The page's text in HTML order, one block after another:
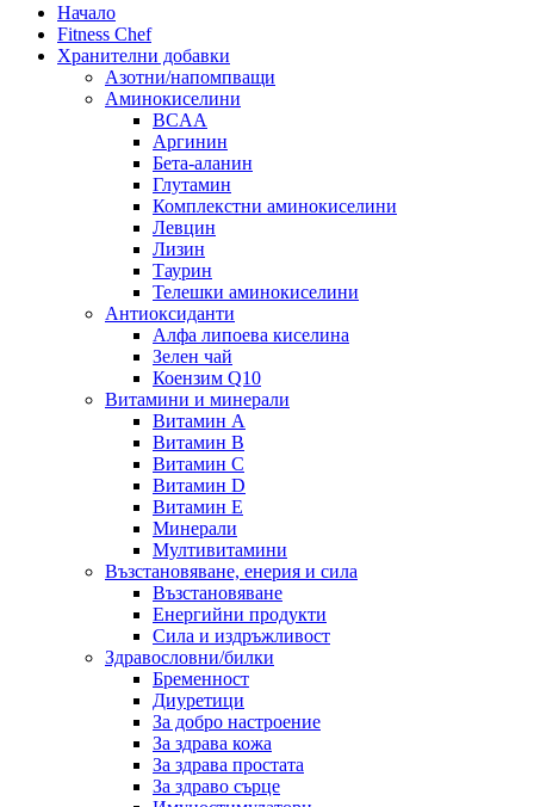
Начало
Fitness Chef
Хранителни добавки
Азотни/напомпващи
Аминокиселини
BCAA
Аргинин
Бета-аланин
Глутамин
Комплекстни аминокиселини
Левцин
Лизин
Таурин
Телешки аминокиселини
Антиоксиданти
Алфа липоева киселина
Зелен чай
Коензим Q10
Витамини и минерали
Витамин А
Витамин B
Витамин C
Витамин D
Витамин E
Минерали
Мултивитамини
Възстановяване, енерия и сила
Възстановяване
Енергийни продукти
Сила и издръжливост
Здравословни/билки
Бременност
Диуретици
За добро настроение
За здрава кожа
За здрава простата
За здраво сърце